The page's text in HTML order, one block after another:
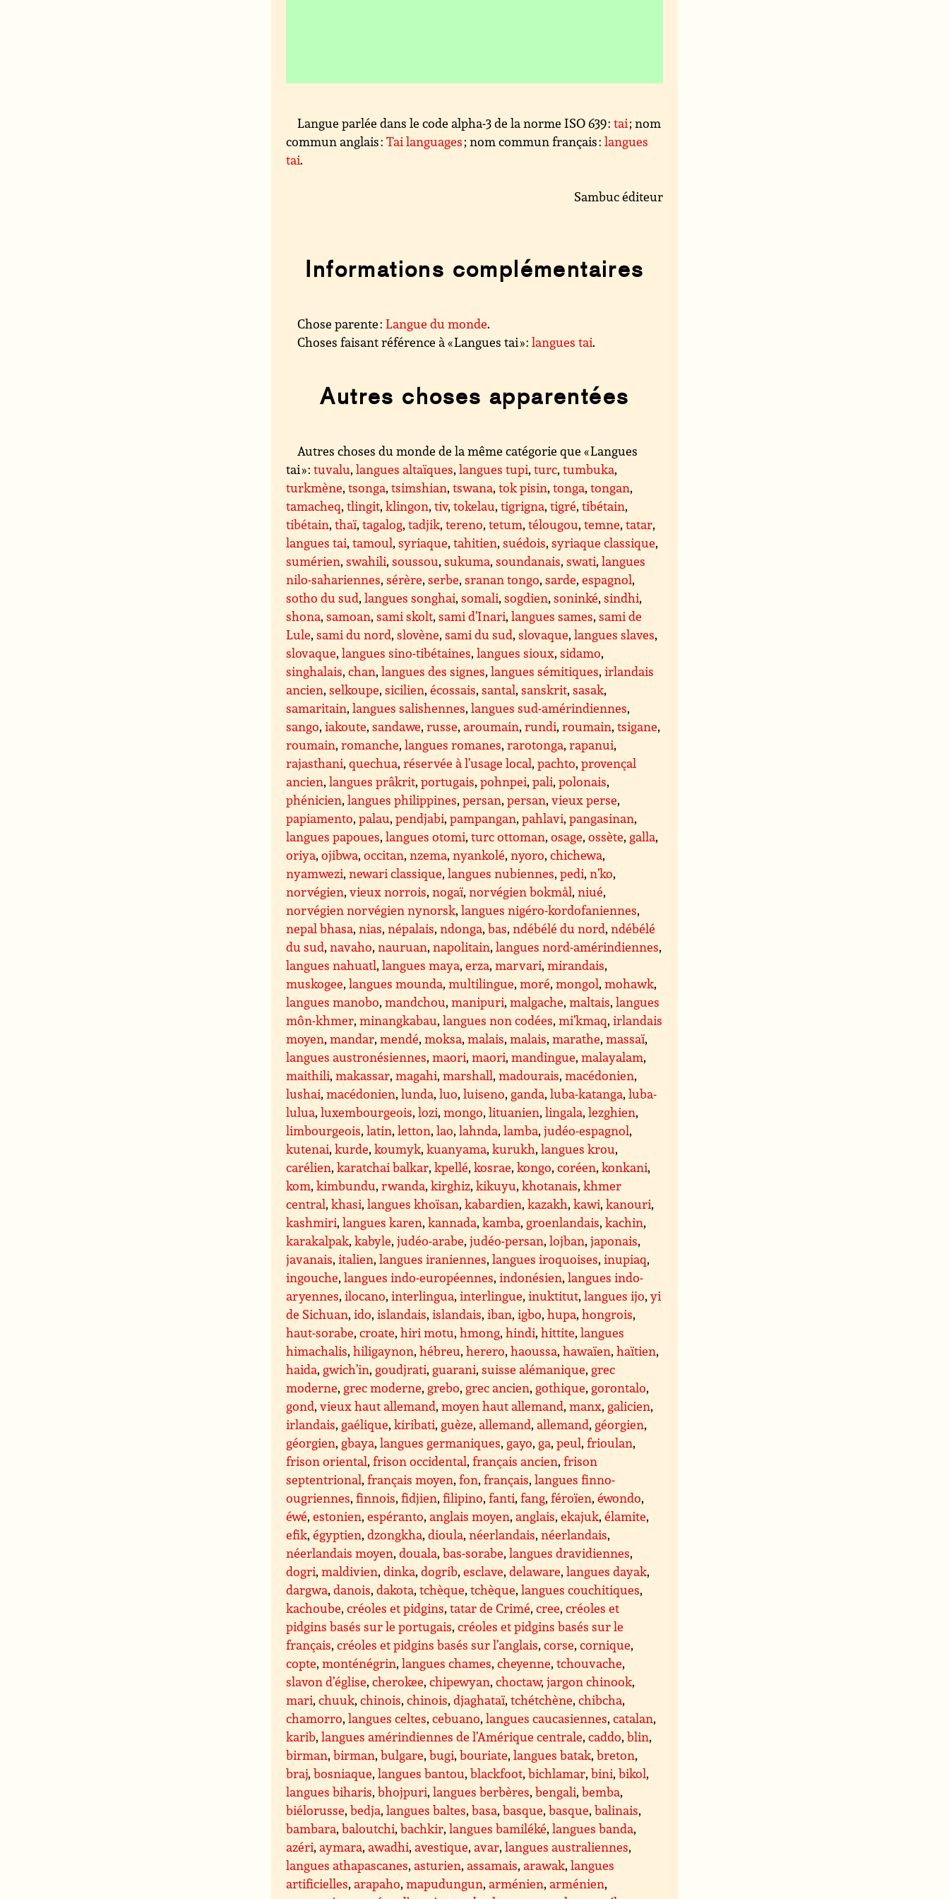
Langue parlée dans le code alpha-3 de la norme ISO 639 :tai; nom
commun anglais :Tai languages; nom commun français :langues
tai.
Sambuc éditeur
Informations complémentaires
Chose parente :Langue du monde.
Choses faisant référence à « Langues tai » :langues tai.
Autres choses apparentées
Autres choses du monde de la même catégorie que « Langues
tai » :tuvalu,langues altaïques,langues tupi,turc,tumbuka,
turkmène,tsonga,tsimshian,tswana,tok pisin,tonga,tongan,
tamacheq,tlingit,klingon,tiv,tokelau,tigrigna,tigré,tibétain,
tibétain,thaï,tagalog,tadjik,tereno,tetum,télougou,temne,tatar,
langues tai,tamoul,syriaque,tahitien,suédois,syriaque classique,
sumérien,swahili,soussou,sukuma,soundanais,swati,langues
nilo-sahariennes,sérère,serbe,sranan tongo,sarde,espagnol,
sotho du sud,langues songhai,somali,sogdien,soninké,sindhi,
shona,samoan,sami skolt,sami d’Inari,langues sames,sami de
Lule,sami du nord,slovène,sami du sud,slovaque,langues slaves,
slovaque,langues sino-tibétaines,langues sioux,sidamo,
singhalais,chan,langues des signes,langues sémitiques,irlandais
ancien,selkoupe,sicilien,écossais,santal,sanskrit,sasak,
samaritain,langues salishennes,langues sud-amérindiennes,
sango,iakoute,sandawe,russe,aroumain,rundi,roumain,tsigane,
roumain,romanche,langues romanes,rarotonga,rapanui,
rajasthani,quechua,réservée à l’usage local,pachto,provençal
ancien,langues prâkrit,portugais,pohnpei,pali,polonais,
phénicien,langues philippines,persan,persan,vieux perse,
papiamento,palau,pendjabi,pampangan,pahlavi,pangasinan,
langues papoues,langues otomi,turc ottoman,osage,ossète, galla,
oriya,ojibwa,occitan,nzema,nyankolé,nyoro,chichewa,
nyamwezi,newari classique,langues nubiennes,pedi,n’ko,
norvégien,vieux norrois,nogaï,norvégien bokmål,niué,
norvégien norvégien nynorsk,langues nigéro-kordofaniennes,
nepal bhasa,nias,népalais,ndonga,bas,ndébélé du nord,ndébélé
du sud,navaho,nauruan,napolitain,langues nord-amérindiennes,
langues nahuatl,langues maya,erza,marvari,mirandais,
muskogee,langues mounda,multilingue,moré,mongol,mohawk,
langues manobo,mandchou,manipuri,malgache,maltais,langues
môn-khmer,minangkabau,langues non codées,mi’kmaq,irlandais
moyen,mandar,mendé,moksa,malais,malais,marathe,massaï,
langues austronésiennes,maori,maori,mandingue,malayalam,
maithili,makassar,magahi,marshall,madourais,macédonien,
lushai,macédonien,lunda,luo,luiseno, ganda,luba-katanga,luba-
lulua,luxembourgeois,lozi,mongo,lituanien,lingala,lezghien,
limbourgeois,latin,letton,lao,lahnda,lamba,judéo-espagnol,
kutenai,kurde,koumyk,kuanyama,kurukh,langues krou,
carélien,karatchai balkar,kpellé,kosrae,kongo,coréen,konkani,
kom,kimbundu,rwanda,kirghiz,kikuyu,khotanais,khmer
central,khasi,langues khoïsan,kabardien,kazakh,kawi,kanouri,
kashmiri,langues karen,kannada,kamba, groenlandais,kachin,
karakalpak,kabyle,judéo-arabe,judéo-persan,lojban,japonais,
javanais,italien,langues iraniennes,langues iroquoises,inupiaq,
ingouche,langues indo-européennes,indonésien,langues indo-
aryennes,ilocano,interlingua,interlingue,inuktitut,langues ijo,yi
de Sichuan,ido,islandais,islandais,iban,igbo,hupa,hongrois,
haut-sorabe,croate,hiri motu,hmong,hindi,hittite,langues
himachalis,hiligaynon,hébreu,herero,haoussa,hawaïen,haïtien,
haida, gwich’in, goudjrati, guarani,suisse alémanique, grec
moderne, grec moderne, grebo, grec ancien, gothique, gorontalo,
gond,vieux haut allemand,moyen haut allemand,manx, galicien,
irlandais, gaélique,kiribati, guèze,allemand,allemand, géorgien,
géorgien, gbaya,langues germaniques, gayo, ga,peul,frioulan,
frison oriental,frison occidental,français ancien,frison
septentrional,français moyen,fon,français,langues finno-
ougriennes,finnois,fidjien,filipino,fanti,fang,féroïen,éwondo,
éwé,estonien,espéranto,anglais moyen,anglais,ekajuk,élamite,
efik,égyptien,dzongkha,dioula,néerlandais,néerlandais,
néerlandais moyen,douala,bas-sorabe,langues dravidiennes,
dogri,maldivien,dinka,dogrib,esclave,delaware,langues dayak,
dargwa,danois,dakota,tchèque,tchèque,langues couchitiques,
kachoube,créoles et pidgins,tatar de Crimé,cree,créoles et
pidgins basés sur le portugais,créoles et pidgins basés sur le
français,créoles et pidgins basés sur l’anglais,corse,cornique,
copte,monténégrin,langues chames,cheyenne,tchouvache,
slavon d’église,cherokee,chipewyan,choctaw,jargon chinook,
mari,chuuk,chinois,chinois,djaghataï,tchétchène,chibcha,
chamorro,langues celtes,cebuano,langues caucasiennes,catalan,
karib,langues amérindiennes de l’Amérique centrale,caddo,blin,
birman,birman,bulgare,bugi,bouriate,langues batak,breton,
braj,bosniaque,langues bantou,blackfoot,bichlamar,bini,bikol,
langues biharis,bhojpuri,langues berbères,bengali,bemba,
biélorusse,bedja,langues baltes,basa,basque,basque,balinais,
bambara,baloutchi,bachkir,langues bamiléké,langues banda,
azéri,aymara,awadhi,avestique,avar,langues australiennes,
langues athapascanes,asturien,assamais,arawak,langues
artificielles,arapaho,mapudungun,arménien,arménien,